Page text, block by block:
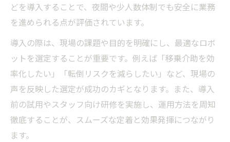
利用者と職員双方の負担軽減の取り組み
操作性に優れた介護ロボット選びの秘訣
介護現場で重視されるロボットの操作性と
は
使いやすい介護ロボットを選ぶ際の注意点
現場の声を反映したロボット選定のポイン
ト
介護職員が習熟しやすい機能と特徴
どを導入することで、夜間や少人数体制でも安全に業務
を進められる点が評価されています。
導入の際は、現場の課題や目的を明確にし、最適なロボ
ットを選定することが重要です。例えば「移乗介助を効
率化したい」「転倒リスクを減らしたい」など、現場の
声を反映した選定が成功のカギとなります。また、導入
前の試用やスタッフ向け研修を実施し、運用方法を周知
徹底することが、スムーズな定着と効果発揮につながり
ます。